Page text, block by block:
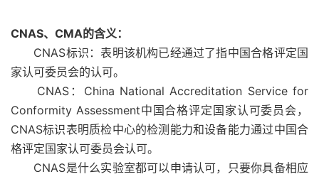
CNAS、CMA的含义：
CNAS标识：表明该机构已经通过了指中国合格评定国
家认可委员会的认可。
CNAS：China National Accreditation Service for
Conformity Assessment中国合格评定国家认可委员会，
CNAS标识表明质检中心的检测能力和设备能力通过中国合
格评定国家认可委员会认可。
CNAS是什么实验室都可以申请认可，只要你具备相应